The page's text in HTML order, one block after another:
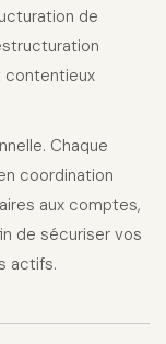
de
contentieux
Chaque
coordination
aux comptes,
de sécuriser vos
actifs.